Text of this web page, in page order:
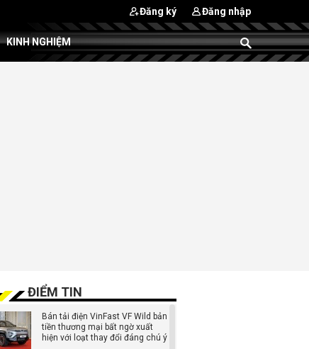
Đăng ký Đăng nhập
KINH NGHIỆM
ĐIỂM TIN
Bán tải điện VinFast VF Wild bản
tiền thương mại bất ngờ xuất
hiện với loạt thay đổi đáng chú ý